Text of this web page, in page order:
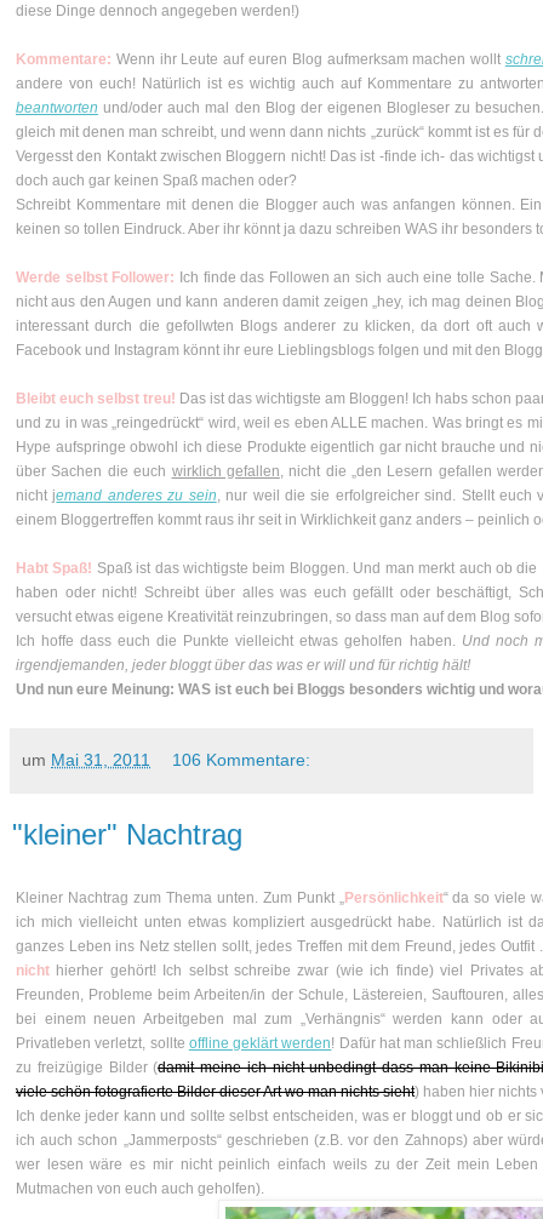
diese Dinge dennoch angegeben werden!)
Kommentare: Wenn ihr Leute auf euren Blog aufmerksam machen wollt
andere von euch! Natürlich ist es wichtig auch auf Kommentare zu
beantworten und/oder auch mal den Blog der eigenen Blogleser zu besuchen
gleich mit denen man schreibt, und wenn dann nichts „zurück“ kommt ist es für
Vergesst den Kontakt zwischen Bloggern nicht! Das ist -finde ich- das
doch auch gar keinen Spaß machen oder?
Schreibt Kommentare mit denen die Blogger auch was anfangen können.
keinen so tollen Eindruck. Aber ihr könnt ja dazu schreiben WAS ihr besonders
Werde selbst Follower: Ich finde das Followen an sich auch eine tolle
nicht aus den Augen und kann anderen damit zeigen „hey, ich mag deinen
interessant durch die gefollwten Blogs anderer zu klicken, da dort oft auch
Facebook und Instagram könnt ihr eure Lieblingsblogs folgen und mit den
Bleibt euch selbst treu! Das ist das wichtigste am Bloggen! Ich habs schon
und zu in was „reingedrückt“ wird, weil es eben ALLE machen. Was bringt es
Hype aufspringe obwohl ich diese Produkte eigentlich gar nicht brauche und
über Sachen die euch wirklich gefallen , nicht die „den Lesern gefallen
nicht jemand anderes zu sein , nur weil die sie erfolgreicher sind. Stellt
einem Bloggertreffen kommt raus ihr seit in Wirklichkeit ganz anders – peinlich
Habt Spaß! Spaß ist das wichtigste beim Bloggen. Und man merkt auch ob
haben oder nicht! Schreibt über alles was euch gefällt oder beschäftigt,
versucht etwas eigene Kreativität reinzubringen, so dass man auf dem Blog
Ich hoffe dass euch die Punkte vielleicht etwas geholfen haben.
Und noch
irgendjemanden, jeder bloggt über das was er will und für richtig hält!
Und nun eure Meinung: WAS ist euch bei Bloggs besonders wichtig und
um Mai 31, 2011 106 Kommentare:
"kleiner" Nachtrag
Kleiner Nachtrag zum Thema unten. Zum Punkt „ Persönlichkeit“ da so viele
ich mich vielleicht unten etwas kompliziert ausgedrückt habe. Natürlich ist
ganzes Leben ins Netz stellen sollt, jedes Treffen mit dem Freund, jedes Outfit
nicht hierher gehört! Ich selbst schreibe zwar (wie ich finde) viel Privates
Freunden, Probleme beim Arbeiten/in der Schule, Lästereien, Sauftouren,
bei einem neuen Arbeitgeben mal zum „Verhängnis“ werden kann oder
Privatleben verletzt, sollte offline geklärt werden! Dafür hat man schließlich
zu freizügige Bilder (damit meine ich nicht unbedingt dass man keine
viele schön fotografierte Bilder dieser Art wo man nichts sieht) haben hier nichts
Ich denke jeder kann und sollte selbst entscheiden, was er bloggt und ob er
ich auch schon „Jammerposts“ geschrieben (z.B. vor den Zahnops) aber
wer lesen wäre es mir nicht peinlich einfach weils zu der Zeit mein
Mutmachen von euch auch geholfen).